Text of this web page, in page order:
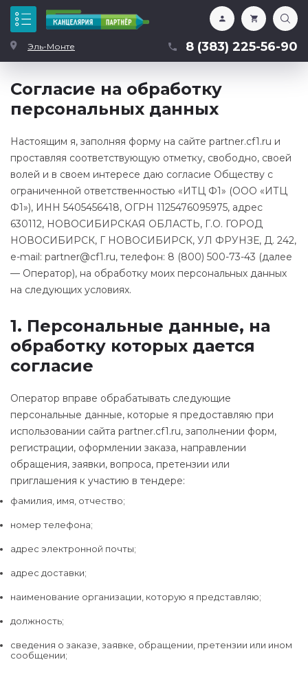
Эль-Монте 8 (383) 225-56-90
Каталог
Согласие на обработку
персональных данных
Настоящим я, заполняя форму на сайте partner.cf1.ru и
проставляя соответствующую отметку, свободно, своей
волей и в своем интересе даю согласие Обществу с
ограниченной ответственностью «ИТЦ Ф1» (ООО «ИТЦ
Ф1»), ИНН 5405456418, ОГРН 1125476095975, адрес
630112, НОВОСИБИРСКАЯ ОБЛАСТЬ, Г.О. ГОРОД
НОВОСИБИРСК, Г НОВОСИБИРСК, УЛ ФРУНЗЕ, Д. 242,
e-mail: partner@cf1.ru, телефон: 8 (800) 500-73-43 (далее
— Оператор), на обработку моих персональных данных
на следующих условиях.
1. Персональные данные, на
обработку которых дается
согласие
Оператор вправе обрабатывать следующие
персональные данные, которые я предоставляю при
использовании сайта partner.cf1.ru, заполнении форм,
регистрации, оформлении заказа, направлении
обращения, заявки, вопроса, претензии или
приглашения к участию в тендере:
фамилия, имя, отчество;
номер телефона;
адрес электронной почты;
адрес доставки;
наименование организации, которую я представляю;
должность;
сведения о заказе, заявке, обращении, претензии или ином
сообщении;